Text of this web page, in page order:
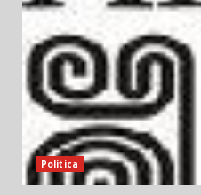
Politica